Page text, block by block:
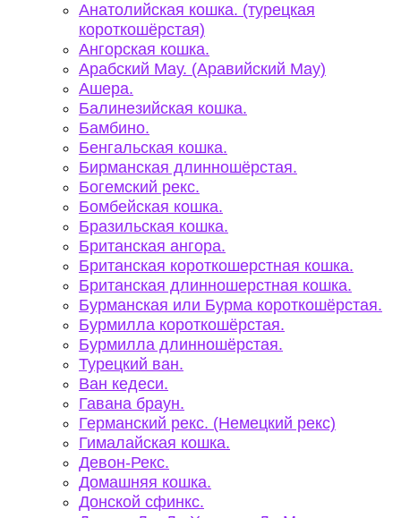
Анатолийская кошка. (турецкая
короткошёрстая)
Ангорская кошка.
Арабский Мау. (Аравийский Мау)
Ашера.
Балинезийская кошка.
Бамбино.
Бенгальская кошка.
Бирманская длинношёрстая.
Богемский рекс.
Бомбейская кошка.
Бразильская кошка.
Британская ангора.
Британская короткошерстная кошка.
Британская длинношерстная кошка.
Бурманская или Бурма короткошёрстая.
Бурмилла короткошёрстая.
Бурмилла длинношёрстая.
Турецкий ван.
Ван кедеси.
Гавана браун.
Германский рекс. (Немецкий рекс)
Гималайская кошка.
Девон-Рекс.
Домашняя кошка.
Донской сфинкс.